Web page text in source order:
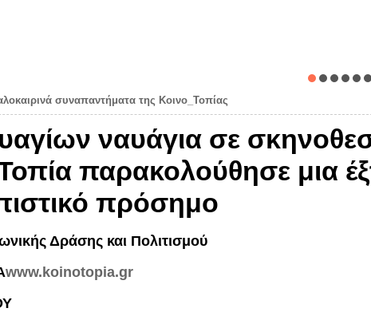
συναπαντήματα της Κοινο_Τοπίας
ναυάγια σε
παρακολούθησε μια
πρόσημο
Δράσης και Πολιτισμού
www.koinotopia.gr